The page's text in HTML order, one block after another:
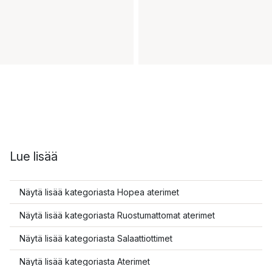
Lue lisää
Näytä lisää kategoriasta Hopea aterimet
Näytä lisää kategoriasta Ruostumattomat aterimet
Näytä lisää kategoriasta Salaattiottimet
Näytä lisää kategoriasta Aterimet